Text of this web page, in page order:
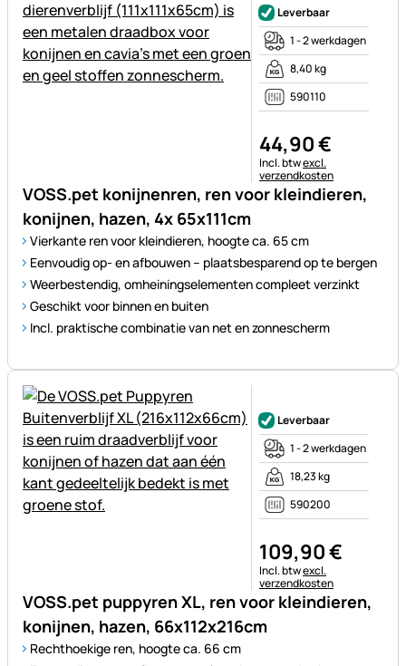
VOSS.pet konijnenren, ren voor kleindieren,
konijnen, hazen, 4x 65x111cm
Vierkante ren voor kleindieren, hoogte ca. 65 cm
Eenvoudig op- en afbouwen – plaatsbesparend op te bergen
Weerbestendig, omheiningselementen compleet verzinkt
Geschikt voor binnen en buiten
Incl. praktische combinatie van net en zonnescherm
Leverbaar
1 - 2 werkdagen
8,40 kg
590110
44,90€
Belastinginformatie:
Incl. btwexcl.
verzendkosten
VOSS.pet puppyren XL, ren voor kleindieren,
konijnen, hazen, 66x112x216cm
Rechthoekige ren, hoogte ca. 66 cm
Leverbaar
1 - 2 werkdagen
18,23 kg
590200
109,90€
Belastinginformatie:
Incl. btwexcl.
verzendkosten